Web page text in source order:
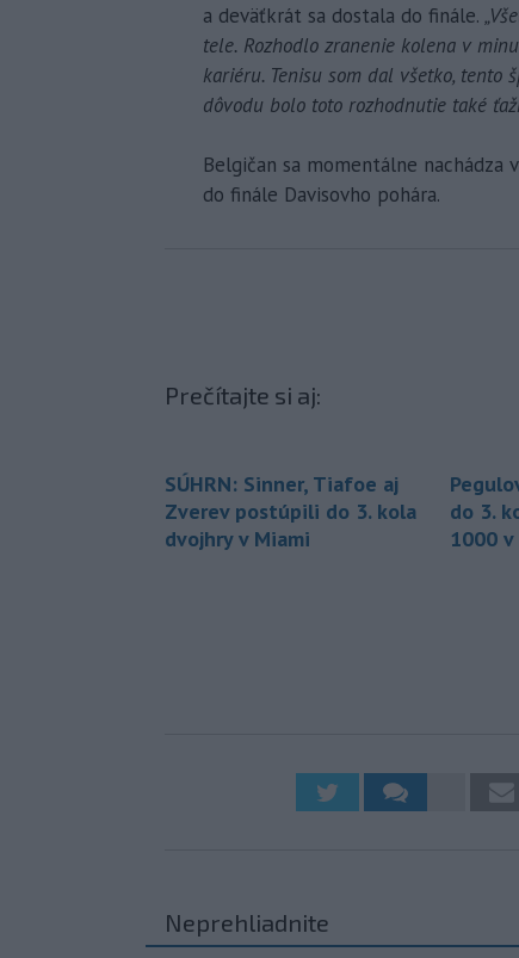
a deväťkrát sa dostala do finále.
tele. Rozhodlo zranenie kolena v
kariéru. Tenisu som dal všetko, tento
dôvodu bolo toto rozhodnutie také
Belgičan sa momentálne
do finále Davisovho pohára.
Prečítajte si aj:
SÚHRN: Sinner, Tiafoe aj
Zverev postúpili do 3. kola
dvojhry v Miami
do 3.
1000
Neprehliadnite